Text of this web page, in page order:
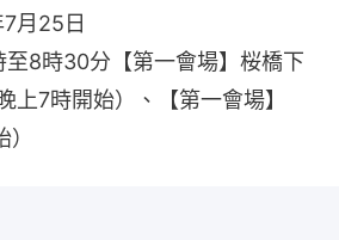
月25日
至8時30分【第一會場】桜橋下
上7時開始）、【第一會場】